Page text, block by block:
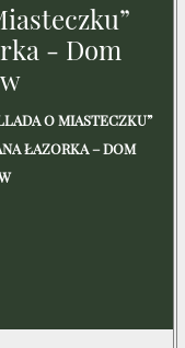
- Dom
O MIASTECZKU”
ŁAZORKA – DOM